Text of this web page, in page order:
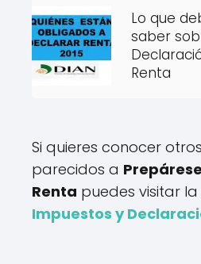
Lo que
saber
Renta
Si quieres conocer
parecidos a
Renta puedes visitar
Impuestos y